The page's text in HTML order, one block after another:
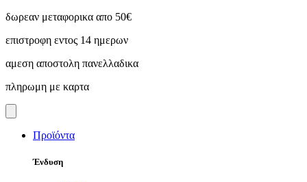
Skip
content
δωρεαν μεταφορικα απο 50€
επιστροφη εντος 14 ημερων
αμεση αποστολη πανελλαδικα
πληρωμη με καρτα
Προϊόντα
Ένδυση